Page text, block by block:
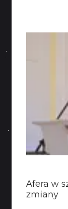
Afera w
zmiany